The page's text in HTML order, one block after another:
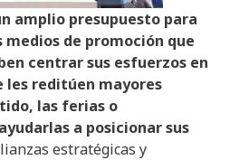
amplio presupuesto para
medios de promoción que
centrar sus esfuerzos en
les reditúen mayores
las ferias o
a posicionar sus
estratégicas y